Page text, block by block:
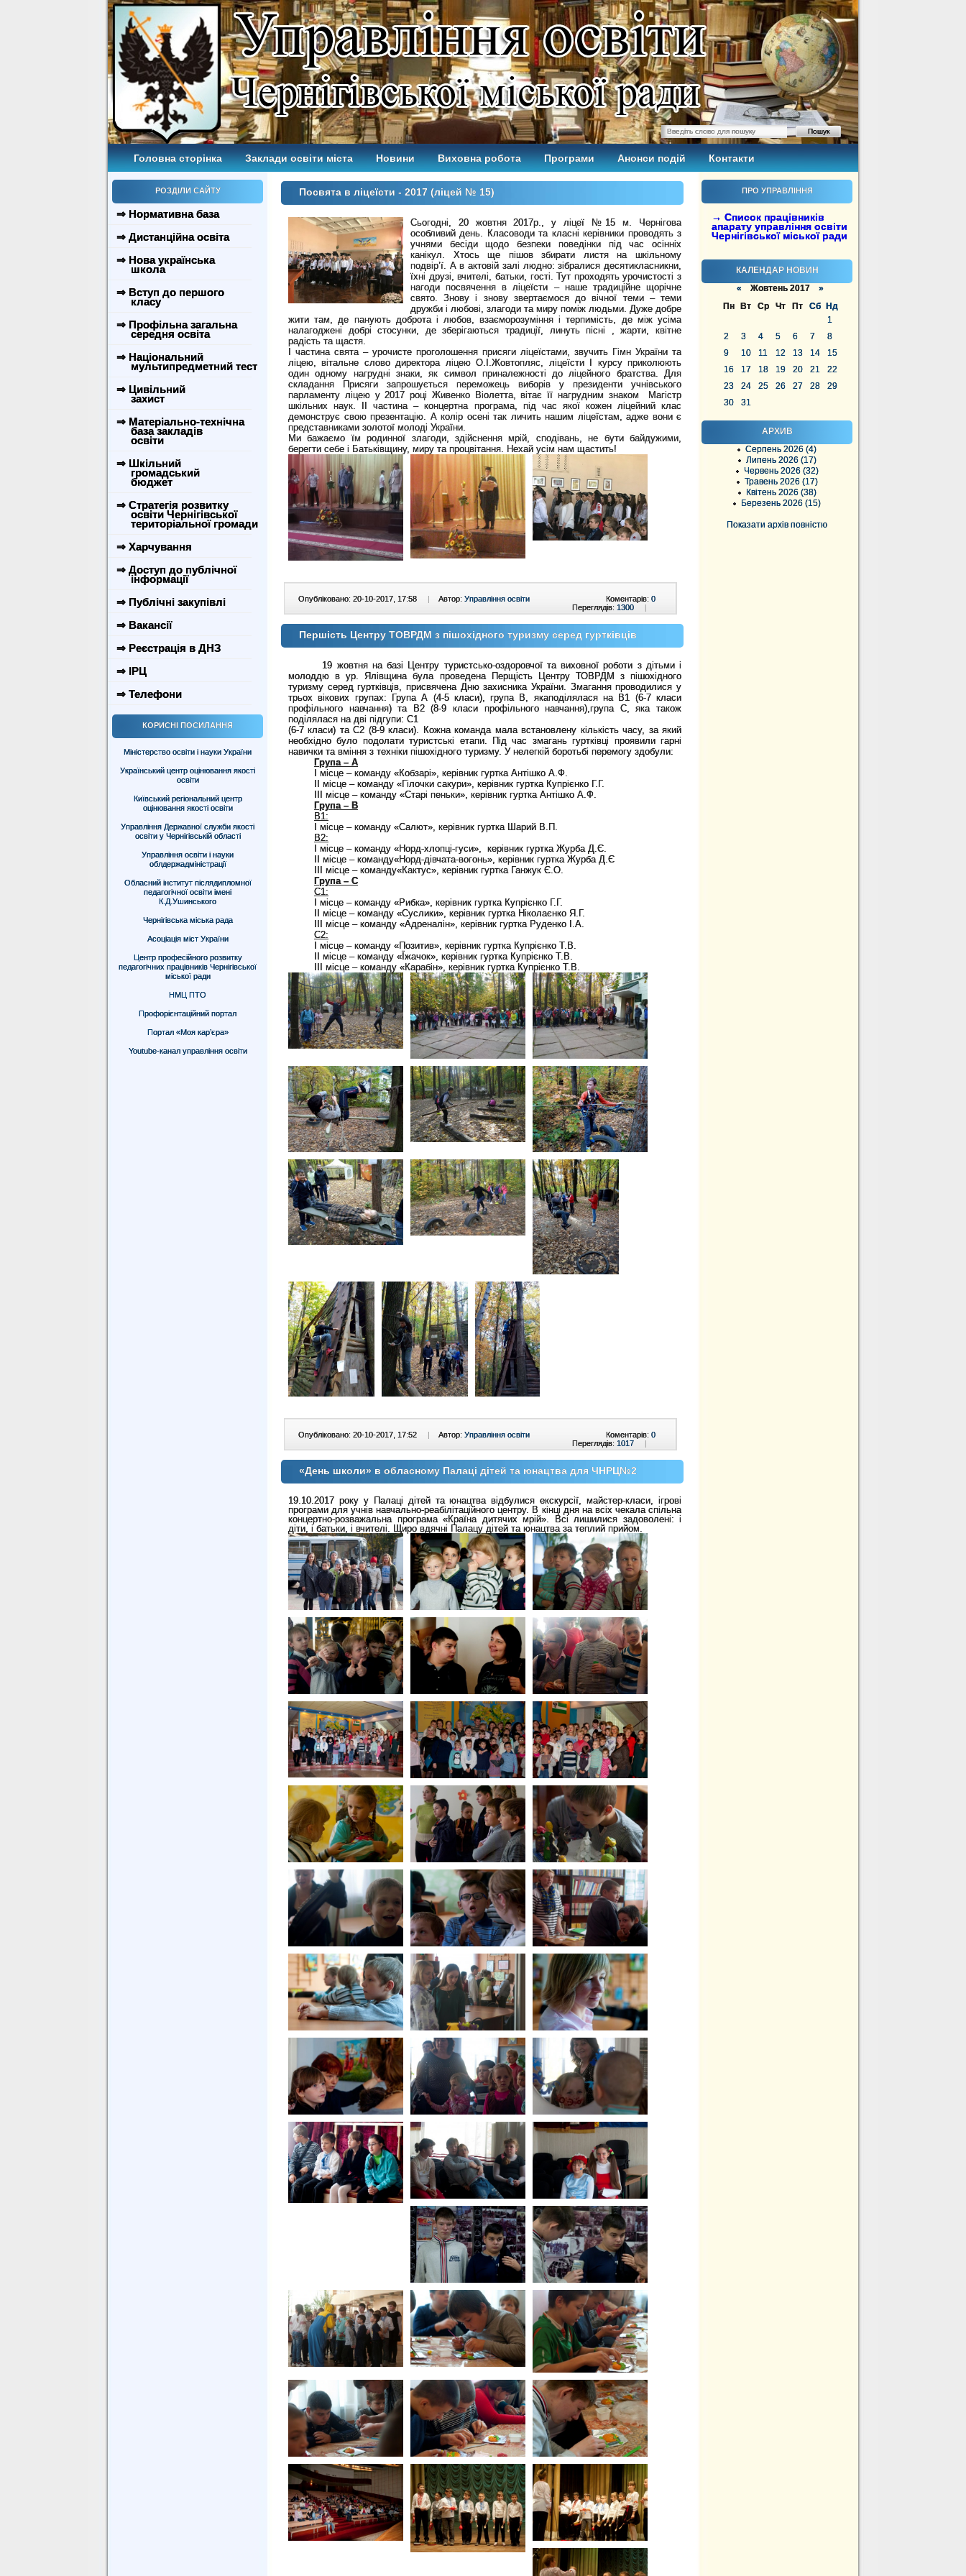
Головна сторінка Заклади освіти міста Новини Виховна робота Програми Анонси подій Контакти
РОЗДІЛИ САЙТУ
⇒ Нормативна база
⇒ Дистанційна освіта
⇒ Нова українська
школа
⇒ Вступ до першого
класу
⇒ Профільна загальна
середня освіта
⇒ Національний
мультипредметний тест
⇒ Цивільний
захист
⇒ Матеріально-технічна
база закладів
освіти
⇒ Шкільний
громадський
бюджет
⇒ Стратегія розвитку
освіти Чернігівської
територіальної громади
⇒ Харчування
⇒ Доступ до публічної
інформації
⇒ Публічні закупівлі
⇒ Вакансії
⇒ Реєстрація в ДНЗ
⇒ ІРЦ
⇒ Телефони
КОРИСНІ ПОСИЛАННЯ
Міністерство освіти і науки України
Український центр оцінювання якості
освіти
Київський регіональний центр
оцінювання якості освіти
Управління Державної служби якості
освіти у Чернігівській області
Управління освіти і науки
облдержадміністрації
Обласний інститут післядипломної
педагогічної освіти імені
К.Д.Ушинського
Чернігівська міська рада
Асоціація міст України
Центр професійного розвитку
педагогічних працівників Чернігівської
міської ради
НМЦ ПТО
Профорієнтаційний портал
Портал «Моя кар’єра»
Youtube-канал управління освіти
ПРО УПРАВЛІННЯ
→ Список працівників
апарату управління освіти
Чернігівської міської ради
КАЛЕНДАР НОВИН
« Жовтень 2017 »
Пн
Вт Ср Чт Пт Сб
Нд
1
2
3 4 5 6 7
8
9
10 11 12 13 14
15
16
17 18 19 20 21
22
23
24 25 26 27 28
29
30
31
АРХИВ
Серпень 2026 (4)
Липень 2026 (17)
Червень 2026 (32)
Травень 2026 (17)
Квітень 2026 (38)
Березень 2026 (15)
Показати архів повністю
Посвята в ліцеїсти - 2017 (ліцей № 15)
Сьогодні, 20 жовтня 2017р., у ліцеї №15 м. Чернігова
особливий день. Класоводи та класні керівники проводять з
учнями бесіди щодо безпеки поведінки під час осінніх
канікул. Хтось ще пішов збирати листя на шкільному
подвір’ї. А в актовій залі людно: зібралися десятикласникни,
їхні друзі, вчителі, батьки, гості. Тут проходять урочистості з
нагоди посвячення в ліцеїсти – наше традиційне щорічне
свято. Знову і знову звертаємося до вічної теми – теми
дружби і любові, злагоди та миру поміж людьми. Дуже добре
жити там, де панують доброта і любов, взаєморозуміння і терпимість, де між усіма
налагоджені добрі стосунки, де зберігаються традиції, линуть пісні , жарти, квітне
радість та щастя.
І частина свята – урочисте проголошення присяги ліцеїстами, звучить Гімн України та
ліцею, вітальне слово директора ліцею О.І.Жовтопляс, ліцеїсти І курсу приколюють
один одному нагрудні знаки, як символ приналежності до ліцейного братства. Для
складання Присяги запрошується переможець виборів у президенти учнівського
парламенту ліцею у 2017 році Живенко Віолетта, вітає її нагрудним знаком Магістр
шкільних наук. ІІ частина – концертна програма, під час якої кожен ліцейний клас
демонструє свою презентацію. А колір осені так личить нашим ліцеїстам, адже вони є
представниками золотої молоді України.
Ми бажаємо їм родинної злагоди, здійснення мрій, сподівань, не бути байдужими,
берегти себе і Батьківщину, миру та процвітання. Нехай усім нам щастить!
Опубліковано: 20-10-2017, 17:58 | Автор: Управління освіти Коментарів: 0
Переглядів: 1300 |
Першість Центру ТОВРДМ з пішохідного туризму серед гуртківців
19 жовтня на базі Центру туристсько-оздоровчої та виховної роботи з дітьми і
молоддю в ур. Ялівщина була проведена Перщість Центру ТОВРДМ з пішохідного
туризму серед гуртківців
присвячена Д ню захисника України. Змагання проводилисяу
трьох вікових групах: Група А (4-5 класи), група В , якаподілялася на В1 (6-7 класи
профільного навчання) та В2(8-9 класи профільного навчання),група С, яка також
поділялася на дві підгупи: С1
(6-7 класи) таС2 (8-9 класи) . Кожна команда мала встановлену кількість часу, за який
необхідно було подолати туристські етапи. Під час змаганьгуртківці проявили гарні
навички та вміння з техніки пішохідного туризму. У нелегкій боротьбі перемогу здобули:
Група – А
І місце – команду «Кобзарі», керівник гуртка Антішко А.Ф.
ІІ місце – команду «Гілочки сакури», керівник гуртка Купрієнко Г.Г.
ІІІ місце – команду «Старі пеньки», керівник гуртка Антішко А.Ф.
Група – B
В1:
І місце – команду «Салют», керівник гуртка Шарий В.П.
B2:
І місце – команду «Норд-хлопці-гуси», керівник гуртка Журба Д.Є.
ІІ місце – команду«Норд-дівчата-вогонь», керівник гуртка Журба Д.Є
ІІІ місце – команду«Кактус», керівник гуртка Ганжук Є.О.
Група – С
С1:
І місце – команду «Рибка», керівник гуртка Купрієнко Г.Г.
ІІ місце – команду «Суслики», керівник гуртка Ніколаєнко Я.Г.
ІІІ місце – команду «Адреналін», керівник гуртка Руденко І.А.
С2:
І місце – команду «Позитив», керівник гуртка Купрієнко Т.В.
ІІ місце – команду «Їжачок», керівник гуртка Купрієнко Т.В.
ІІІ місце – команду «Карабін», керівник гуртка Купрієнко Т.В.
Опубліковано: 20-10-2017, 17:52 | Автор: Управління освіти Коментарів: 0
Переглядів: 1017 |
«День школи» в обласному Палаці дітей та юнацтва для ЧНРЦ№2
19.10.2017 року у Палаці дітей та юнацтва відбулися екскурсії, майстер-класи, ігрові
програми для учнів навчально-реабілітаційного центру. В кінці дня на всіх чекала спільна
концертно-розважальна програма «Країна дитячих мрій». Всі лишилися задоволені: і
діти, і батьки, і вчителі. Щиро вдячні Палацу дітей та юнацтва за теплий прийом.